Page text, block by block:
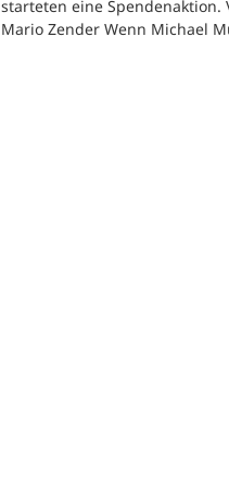
starteten eine Spendenaktion.
Mario Zender Wenn Michael